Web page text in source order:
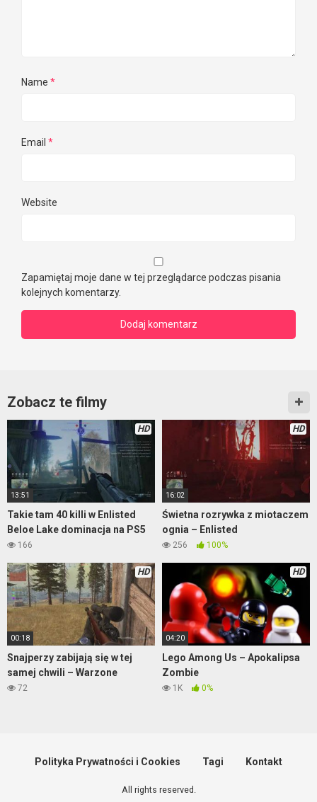
Name *
Email *
Website
Zapamiętaj moje dane w tej przeglądarce podczas pisania
kolejnych komentarzy.
Zobacz te filmy
HD
13:51
Takie tam 40 killi w Enlisted
Beloe Lake dominacja na PS5
166
HD
16:02
Świetna rozrywka z miotaczem
ognia – Enlisted
256 100%
HD
00:18
Snajperzy zabijają się w tej
samej chwili – Warzone
72
HD
04:20
Lego Among Us – Apokalipsa
Zombie
1K 0%
Polityka Prywatności i Cookies Tagi Kontakt
All rights reserved.